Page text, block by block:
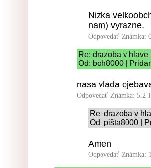
Nizka
nam) vyrazne.
Odpovedať Známka:
Re: drazoba v hlave
Od: boh8000 |
nasa vlada
Odpovedať Známka: 5.2
Re: drazoba v
Od: pišta8000 |
Amen
Odpovedať Známka: